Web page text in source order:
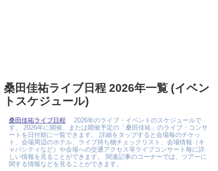
桑田佳祐ライブ日程 2026年一覧 (イベン
トスケジュール)
桑田佳祐ライブ日程 2026年のライブ・イベントのスケジュールで
す。 2026年に開催、または開催予定の「桑田佳祐」のライブ・コンサ
ートを日付順に一覧できます。 詳細をタップすると会場毎のチケッ
ト、会場周辺のホテル、ライブ持ち物チェックリスト、会場情報（キ
ャパシティなど）や会場への交通アクセス等ライブコンサート毎に詳
しい情報を見ることができます。 関連記事のコーナーでは、ツアーに
関する情報などを見ることができます。